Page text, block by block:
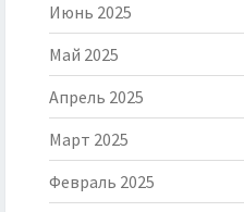
Июнь 2025
Май 2025
Апрель 2025
Март 2025
Февраль 2025